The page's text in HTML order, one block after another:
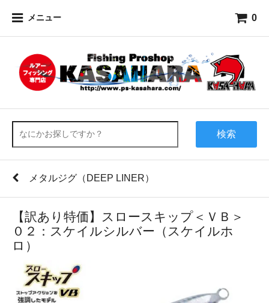
メニュー 0
検索
メタルジグ（DEEP LINER）
【訳あり特価】スロースキップ＜ＶＢ＞
０２：スケイルシルバー（スケイルホ
ロ）